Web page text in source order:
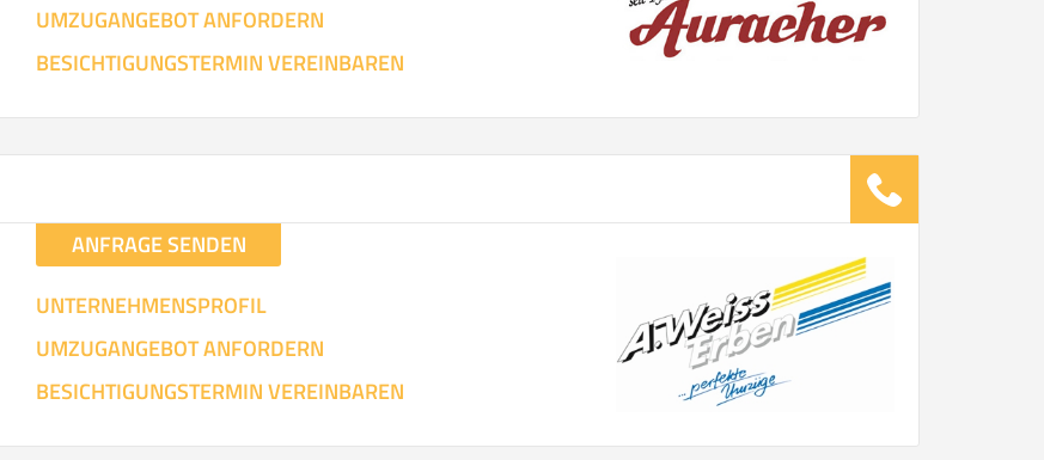
UMZUGANGEBOT ANFORDERN
BESICHTIGUNGSTERMIN VEREINBAREN
ANFRAGE SENDEN
UNTERNEHMENSPROFIL
UMZUGANGEBOT ANFORDERN
BESICHTIGUNGSTERMIN VEREINBAREN